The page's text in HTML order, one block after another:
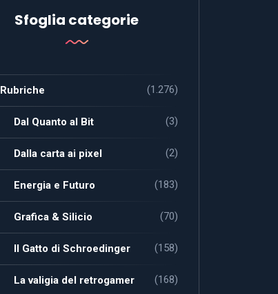
Sfoglia categorie
Rubriche (1.276)
Dal Quanto al Bit (3)
Dalla carta ai pixel (2)
Energia e Futuro (183)
Grafica & Silicio (70)
Il Gatto di Schroedinger (158)
La valigia del retrogamer (168)